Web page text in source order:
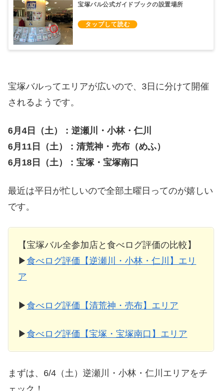
宝塚バル公式ガイドブックの設置場所
宝塚バルってエリアが広いので、3日に分けて開催
されるようです。
6月4日（土）：逆瀬川・小林・仁川
6月11日（土）：清荒神・売布（めふ）
6月18日（土）：宝塚・宝塚南口
最近は平日が忙しいので全部土曜日ってのが嬉しい
です。
【宝塚バル全参加店と食べログ評価の比較】
▶食べログ評価【逆瀬川・小林・仁川】エリ
ア
▶食べログ評価【清荒神・売布】エリア
▶食べログ評価【宝塚・宝塚南口】エリア
まずは、6/4（土）逆瀬川・小林・仁川エリアをチ
ェック！